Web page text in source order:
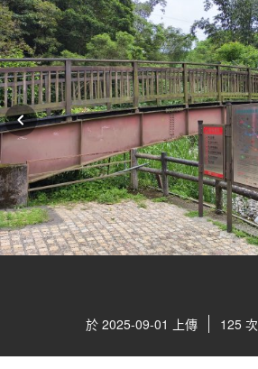
於 2025-09-01 上傳 125